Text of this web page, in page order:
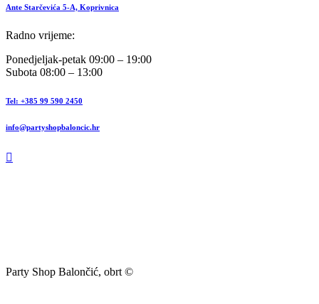
Ante Starčevića 5-A, Koprivnica
Radno vrijeme:
Ponedjeljak-petak 09:00 – 19:00
Subota 08:00 – 13:00
Tel: +385 99 590 2450
info@partyshopbaloncic.hr
Party Shop Balončić, obrt ©